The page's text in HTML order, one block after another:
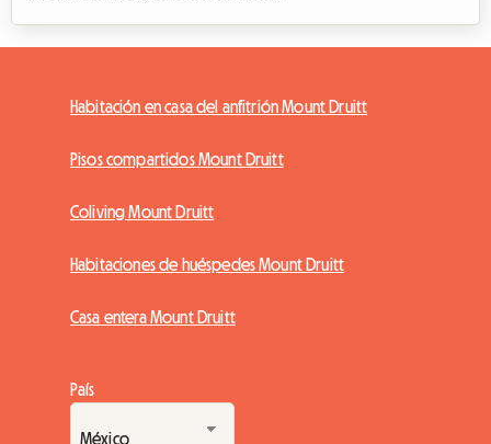
Habitación en casa del anfitrión Mount Druitt
Pisos compartidos Mount Druitt
Coliving Mount Druitt
Habitaciones de huéspedes Mount Druitt
Casa entera Mount Druitt
País